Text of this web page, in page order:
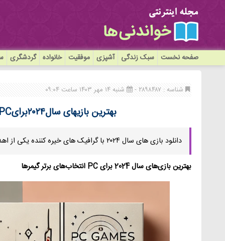
صفحه نخست سبک زندگی آشپزی موفقیت خانواده گردشگری
شناسه : ۲۸۹۸۴۸۷ - شنبه ۱۴ مهر ۱۴۰۳ ساعت ۰۹:۰۴
بهترین بازیهای سال۲۰۲۴برایPCانتخابهای برتر گیمرها
دانلود بازی های سال ۲۰۲۴ با گرافیک های خیره کننده یکی از اهداف این مقاله میباشد.
بهترین بازی‌های سال 2024 برای PC انتخاب‌های برتر گیمرها